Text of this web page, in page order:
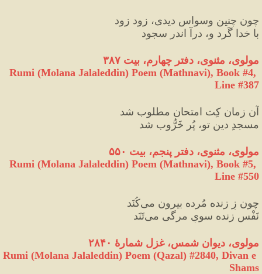
چون چنین وسواس دیدی، زود زود
با خدا گَرد و، درآ اندر سجود
مولوی، مثنوی، دفتر چهارم، بیت ۳۸۷
Rumi (Molana Jalaleddin) Poem (Mathnavi), Book #4,
Line #387
آن زمان کِت امتحان مطلوب شد
مسجدِ دینِ تو، پُر خَرُّوب شد
مولوی، مثنوی، دفتر پنجم، بیت ۵۵۰
Rumi (Molana Jalaleddin) Poem (Mathnavi), Book #5,
Line #550
چون زِ زنده مُرده بیرون می‌کُنَد
نَفْسِ زنده سویِ مرگی می‌تَنَد
مولوی، دیوان شمس، غزل شمارهٔ ۲۸۴۰
Rumi (Molana Jalaleddin) Poem (Qazal) #2840, Divan e
Shams